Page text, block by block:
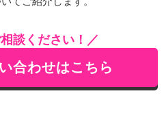
談ください！／
合わせはこちら